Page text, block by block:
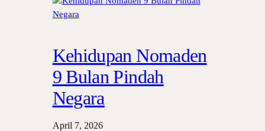
Kehidupan Nomaden
9 Bulan Pindah
Negara
April 7, 2026